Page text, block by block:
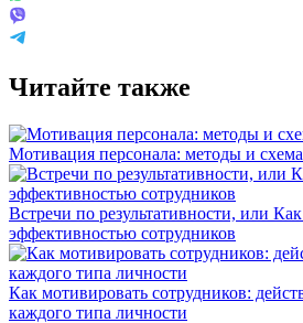
Читайте также
Мотивация персонала: методы и
Встречи по результативности, или
эффективностью сотрудников
Как мотивировать сотрудников:
каждого типа личности